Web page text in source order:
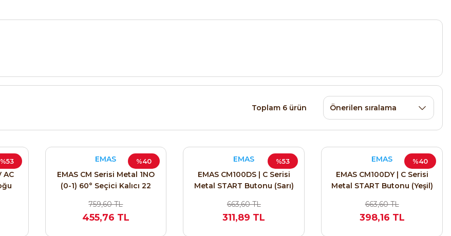
Toplam 6 ürün
%53
AC
%40
EMAS
EMAS CM Serisi Metal 1NO
(0-1) 60° Seçici Kalıcı 22
759,60 TL
455,76 TL
%53
EMAS
EMAS CM100DS | C Serisi
Metal START Butonu (Sarı)
663,60 TL
311,89 TL
%40
EMAS
EMAS CM100DY | C Serisi
Metal START Butonu (Yeşil)
663,60 TL
398,16 TL